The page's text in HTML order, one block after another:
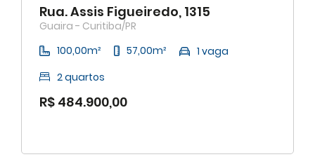
Rua. Assis Figueiredo, 1315
Guaira - Curitiba/PR
100,00m²
57,00m²
1 vaga
2 quartos
R$ 484.900,00